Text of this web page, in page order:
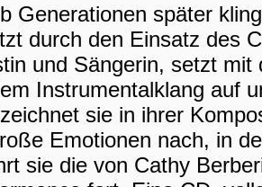
Generationen später
durch den Einsatz des
und Sängerin, setzt
Instrumentalklang auf
sie in ihrer
Emotionen nach, in
sie die von Cathy